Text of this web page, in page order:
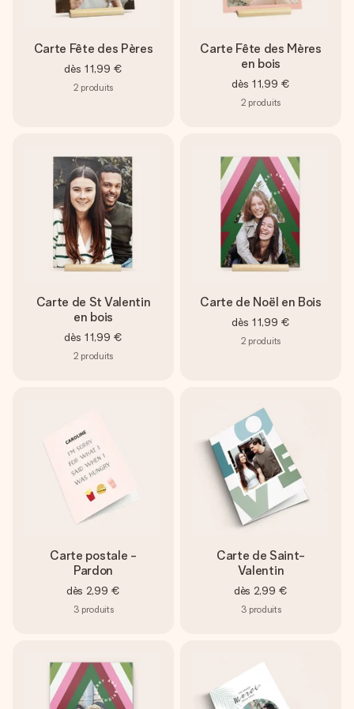
Carte Fête des Pères
dès 11,99 €
2 produits
Carte Fête des Mères
en bois
dès 11,99 €
2 produits
Carte de St Valentin
en bois
dès 11,99 €
2 produits
Carte de Noël en Bois
dès 11,99 €
2 produits
Carte postale -
Pardon
dès 2,99 €
3 produits
Carte de Saint-
Valentin
dès 2,99 €
3 produits